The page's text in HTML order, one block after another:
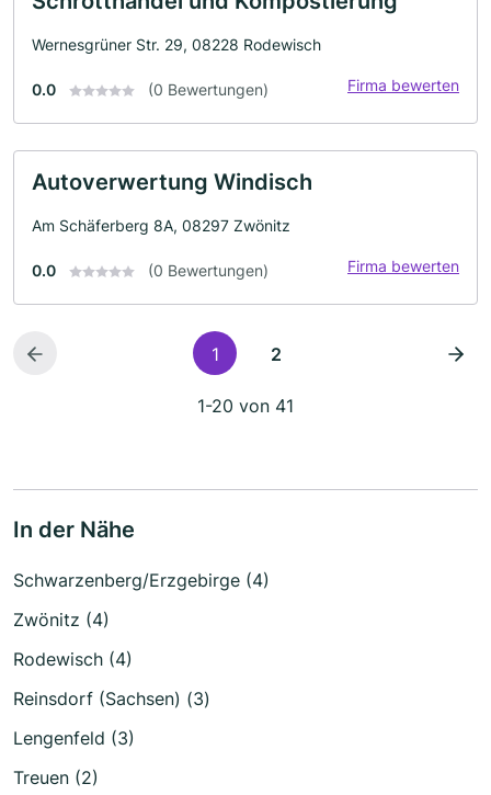
Wernesgrüner Str. 29, 08228 Rodewisch
0.0 (0 Bewertungen) Firma bewerten
Autoverwertung Windisch
Am Schäferberg 8A, 08297 Zwönitz
0.0 (0 Bewertungen) Firma bewerten
1 2
1-20 von 41
In der Nähe
Schwarzenberg/Erzgebirge (4)
Zwönitz (4)
Rodewisch (4)
Reinsdorf (Sachsen) (3)
Lengenfeld (3)
Treuen (2)